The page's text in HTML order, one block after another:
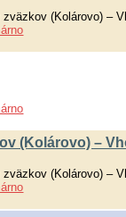
(Kolárovo) –
(Kolárovo) –
(Kolárovo) –